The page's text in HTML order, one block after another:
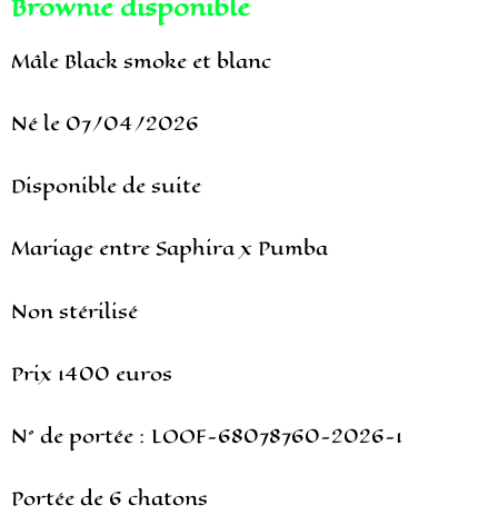
Mâle Black smoke et blanc
Né le 07/04/2026
Disponible de suite
Mariage entre Saphira x Pumba
Non stérilisé
Prix 1400 euros
N° de portée : LOOF-68078760-2026-1
Portée de 6 chatons